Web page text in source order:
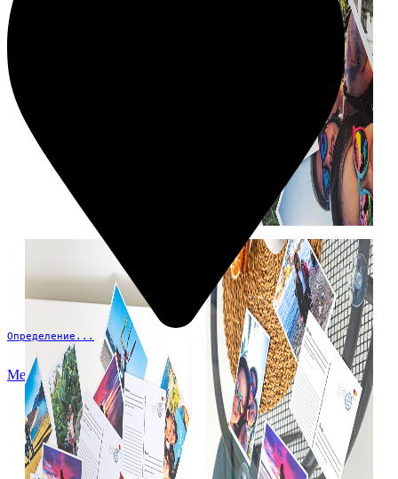
Определение...
Меню